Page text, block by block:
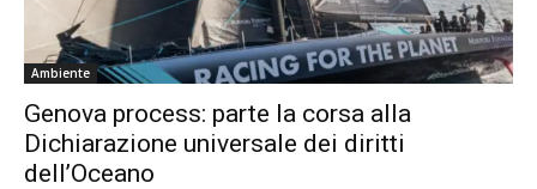
Ambiente
Genova process: parte la corsa alla
Dichiarazione universale dei diritti
dell’Oceano